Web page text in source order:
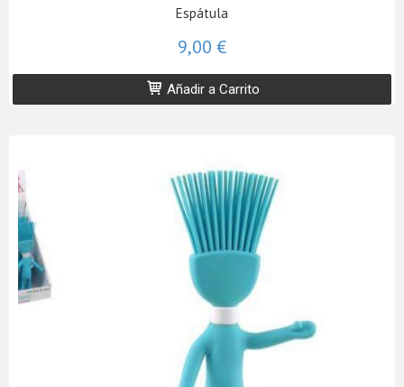
Espátula
9,00 €
Añadir a Carrito